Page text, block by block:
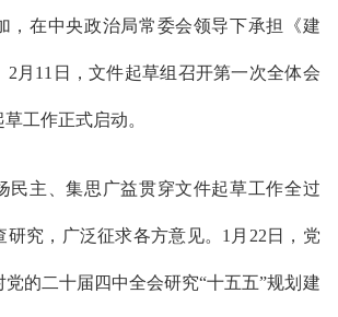
，在中央政治局常委会领导下承担《建
2月11日，文件起草组召开第一次全体会
工作正式启动。
主、集思广益贯穿文件起草工作全过
研究，广泛征求各方意见。1月22日，党
的二十届四中全会研究“十五五”规划建